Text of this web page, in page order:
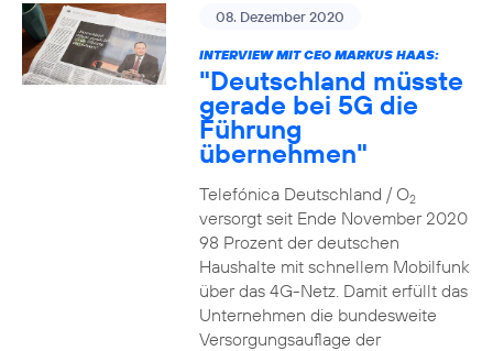
08. Dezember 2020
INTERVIEW MIT CEO MARKUS HAAS:
"Deutschland müsste
gerade bei 5G die
Führung
übernehmen"
Telefónica Deutschland / O2
versorgt seit Ende November 2020
98 Prozent der deutschen
Haushalte mit schnellem Mobilfunk
über das 4G-Netz. Damit erfüllt das
Unternehmen die bundesweite
Versorgungsauflage der